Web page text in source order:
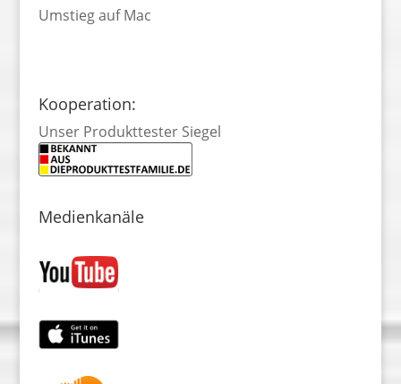
Umstieg auf Mac
Kooperation:
Unser Produkttester Siegel
Medienkanäle